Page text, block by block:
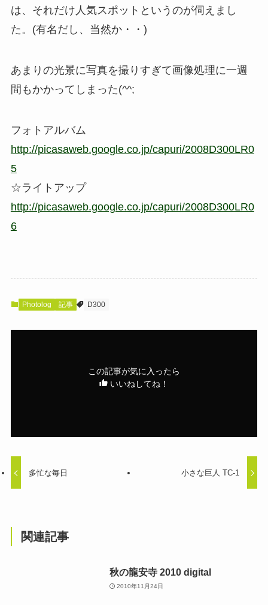
は、それだけ人気スポットというのが伺えまし
た。(有名だし、当然か・・)
あまりの光景に写真を撮りすぎて画像処理に一週
間もかかってしまった(^^;
フォトアルバム
http://picasaweb.google.co.jp/capuri/2008D300LR0
5
☆ライトアップ
http://picasaweb.google.co.jp/capuri/2008D300LR0
6
Photolog 記事 D300
この記事が気に入ったら
いいねしてね！
多忙な毎日 小さな巨人 TC-1
関連記事
秋の龍安寺 2010 digital
2010年11月24日